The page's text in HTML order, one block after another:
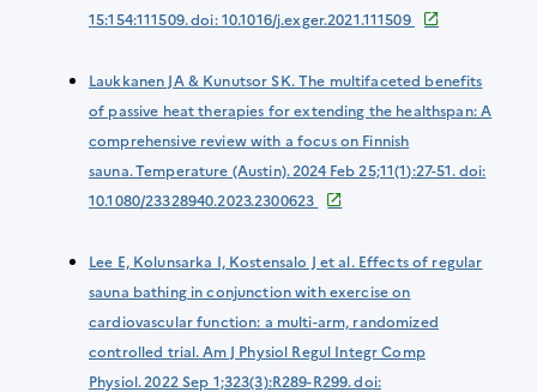
15:154:111509. doi: 10.1016/j.exger.2021.111509
Laukkanen JA & Kunutsor SK. The multifaceted benefits
of passive heat therapies for extending the healthspan: A
comprehensive review with a focus on Finnish
sauna. Temperature (Austin). 2024 Feb 25;11(1):27-51. doi:
10.1080/23328940.2023.2300623
Lee E, Kolunsarka I, Kostensalo J et al. Effects of regular
sauna bathing in conjunction with exercise on
cardiovascular function: a multi-arm, randomized
controlled trial. Am J Physiol Regul Integr Comp
Physiol. 2022 Sep 1;323(3):R289-R299. doi: